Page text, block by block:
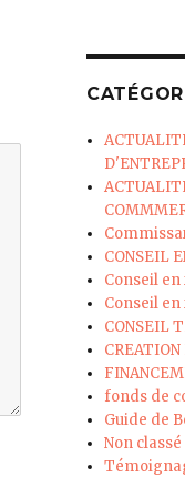
CONSEIL
Conseil
Conseil
CONSEIL
fonds de
Guide de
Non classé